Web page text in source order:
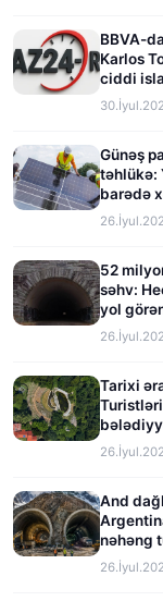
BBVA-
Karlos
ciddi
Günəş
təhlükə:
barədə
52
səhv:
yol
Tarixi
And
nəhəng